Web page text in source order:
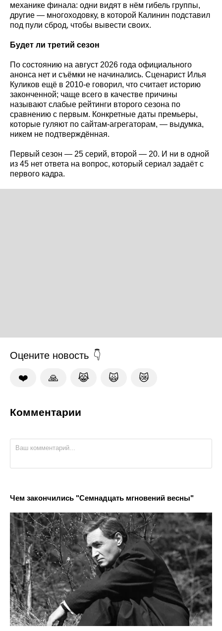
механике финала: одни видят в нём гибель группы,
другие — многоходовку, в которой Калинин подставил
под пули сброд, чтобы вывести своих.
Будет ли третий сезон
По состоянию на август 2026 года официального
анонса нет и съёмки не начинались. Сценарист Илья
Куликов ещё в 2010-е говорил, что считает историю
законченной; чаще всего в качестве причины
называют слабые рейтинги второго сезона по
сравнению с первым. Конкретные даты премьеры,
которые гуляют по сайтам-агрегаторам, — выдумка,
никем не подтверждённая.
Первый сезон — 25 серий, второй — 20. И ни в одной
из 45 нет ответа на вопрос, который сериал задаёт с
первого кадра.
Оцените новость
❤️ 🙏 😹 🙀 😿
Комментарии
Чем закончились "Семнадцать мгновений весны"